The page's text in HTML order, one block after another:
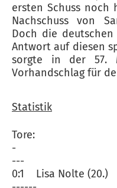
ersten Schuss noch
Nachschuss von
Doch die
Antwort auf diesen
sorgte in der 57.
Vorhandschlag für
Statistik
Tore:
-
---
0:1 Lisa Nolte (20.)